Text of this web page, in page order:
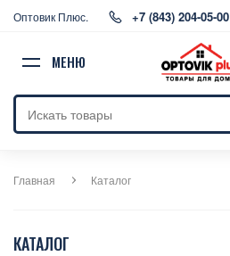
Оптовик Плюс. +7 (843) 204-05-00
МЕНЮ
Главная Каталог
КАТАЛОГ